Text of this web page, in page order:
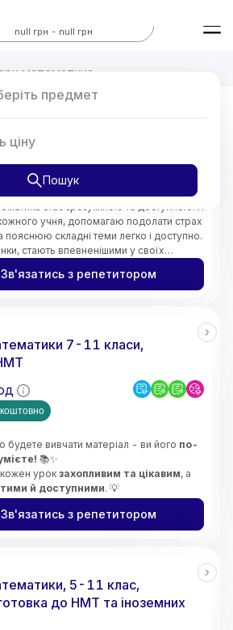
null грн - null грн
предмет
ціну
Пошук
математика
відгуки)
стає зрозумілою та доступною. Я
учня, допомагаю подолати страх
складні теми легко і доступно.
стають впевненішими у своїх
математику, а не просто
Зв'язатись з репетитором
7-11 класи,
будете вивчати матеріал - ви його по-
📚✨
урок захопливим та цікавим, а
й доступними. 💡
логічного мислення. 🧠🔍
, підтримую та мотивую учнів,
Зв'язатись з репетитором
5-11 клас,
до НМТ та іноземних